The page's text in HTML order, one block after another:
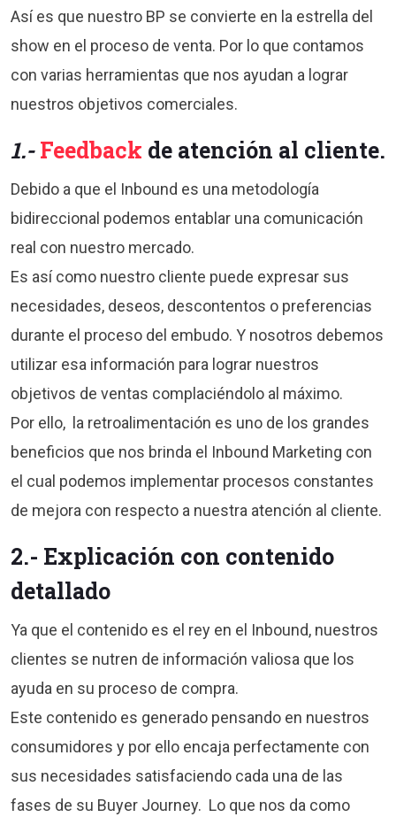
Así es que nuestro BP se convierte en la estrella del
show en el proceso de venta. Por lo que contamos
con varias herramientas que nos ayudan a lograr
nuestros objetivos comerciales.
1.-Feedback de atención al cliente.
Debido a que el Inbound es una metodología
bidireccional podemos entablar una comunicación
real con nuestro mercado.
Es así como nuestro cliente puede expresar sus
necesidades, deseos, descontentos o preferencias
durante el proceso del embudo. Y nosotros debemos
utilizar esa información para lograr nuestros
objetivos de ventas complaciéndolo al máximo.
Por ello, la retroalimentación es uno de los grandes
beneficios que nos brinda el Inbound Marketing con
el cual podemos implementar procesos constantes
de mejora con respecto a nuestra atención al cliente.
2.- Explicación con contenido
detallado
Ya que el contenido es el rey en el Inbound, nuestros
clientes se nutren de información valiosa que los
ayuda en su proceso de compra.
Este contenido es generado pensando en nuestros
consumidores y por ello encaja perfectamente con
sus necesidades satisfaciendo cada una de las
fases de su Buyer Journey. Lo que nos da como